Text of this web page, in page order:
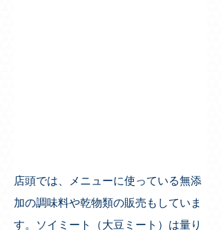
店頭では、メニューに使っている無添
加の調味料や乾物類の販売もしていま
す。ソイミート（大豆ミート）は量り